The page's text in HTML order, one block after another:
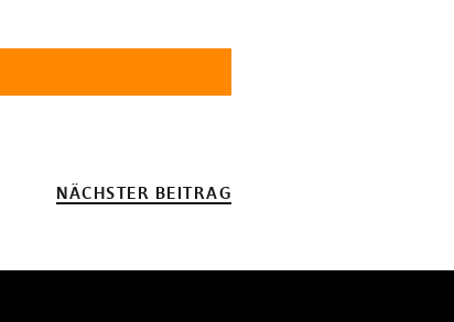
NÄCHSTER BEITRAG